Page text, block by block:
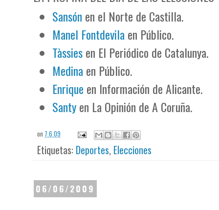
Sansón en el Norte de Castilla.
Manel Fontdevila en Público.
Tàssiesen El Periódico de Catalunya.
Medina en Público.
Enrique en Información de Alicante.
Santyen La Opinión de A Coruña.
on 7.6.09
Etiquetas: Deportes, Elecciones
06/06/2009